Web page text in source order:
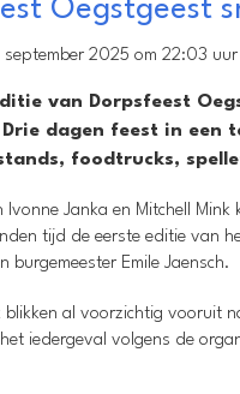
Oegstgeest
september 2025 om 22:03
van Dorpsfeest
dagen feest in een
foodtrucks,
Ivonne Janka en Mitchell
tijd de eerste editie van
burgemeester Emile Jaensch.
blikken al voorzichtig vooruit
iedergeval volgens de